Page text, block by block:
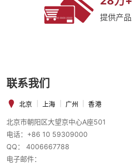
提供产
联系我们
北京 上海 广州 香港
北京市朝阳区大望京中心A座501
电话：+86 10 59309000
QQ： 4006667788
电子邮件：